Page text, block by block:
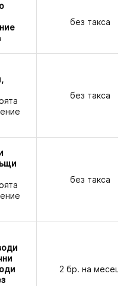
без такса
без такса
без такса
2 бр. на месец